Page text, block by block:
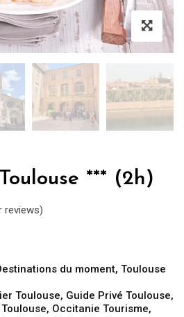
*** (2h)
reviews)
du moment, Toulouse
Toulouse, Guide Privé Toulouse,
, Occitanie Tourisme,